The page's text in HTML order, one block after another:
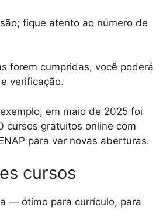
fique atento ao número de
forem cumpridas, você poderá
verificação.
em maio de 2025 foi
cursos gratuitos online com
para ver novas aberturas.
cursos
— ótimo para currículo, para